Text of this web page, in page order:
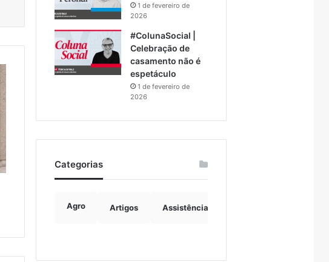
1 de fevereiro de
2026
#ColunaSocial |
Celebração de
casamento não é
espetáculo
1 de fevereiro de
2026
Categorias
Agro Artigos Assistência Social